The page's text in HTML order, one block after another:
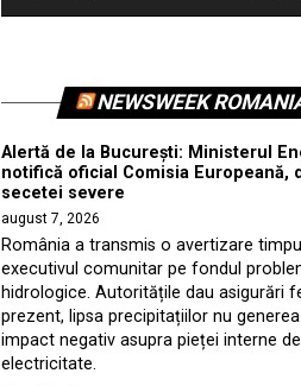
NEWSWEEK
Alertă de la București: Ministerul
notifică oficial Comisia Europeană,
secetei severe
august 7, 2026
România a transmis o avertizare
executivul comunitar pe fondul
hidrologice. Autoritățile dau asigurări
prezent, lipsa precipitațiilor nu
impact negativ asupra pieței interne de
electricitate.